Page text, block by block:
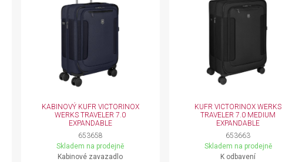
KABINOVÝ KUFR VICTORINOX
WERKS TRAVELER 7.0
EXPANDABLE
653658
Skladem na prodejně
Kabinové zavazadlo
KUFR VICTORINOX WERKS
TRAVELER 7.0 MEDIUM
EXPANDABLE
653663
Skladem na prodejně
K odbavení